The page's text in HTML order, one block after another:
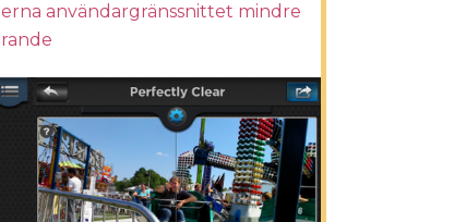
användargränssnittet mindre